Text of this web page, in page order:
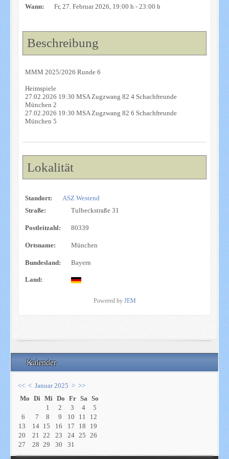
Kalender
<< < Januar 2025 > >>
Mo Di Mi Do Fr Sa So
1
2 3 4
5
6
7 8 9 10 11
12
13
14 15 16 17 18
19
20
21 22 23 24 25
26
27
28 29 30 31
Wann: Fr, 27. Februar 2026, 19:00 h - 23:00 h
Beschreibung
MMM 2025/2026 Runde 6
Heimspiele
27.02.2026 19:30 MSA Zugzwang 82 4 Schachfreunde
München 2
27.02.2026 19:30 MSA Zugzwang 82 6 Schachfreunde
München 5
Lokalität
Standort:
ASZ Westend
Straße:
Tulbeckstraße 31
Postleitzahl: 80339
Ortsname: München
Bundesland: Bayern
Land:
Powered by JEM